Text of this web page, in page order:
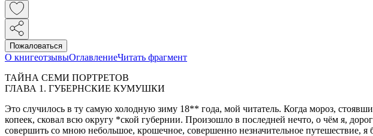
Пожаловаться
О книгеотзывыОглавлениеЧитать фрагмент
ТАЙНА СЕМИ ПОРТРЕТОВ
ГЛАВА 1. ГУБЕРНСКИЕ КУМУШКИ
Это случилось в ту самую холодную зиму 18** года, мой читатель. Когда мороз,
копеек, сковал всю округу *ской губернии. Произошло в последней нечто, о чём я,
совершить со мною небольшое, крошечное, совершенно незначительное путешествие, я